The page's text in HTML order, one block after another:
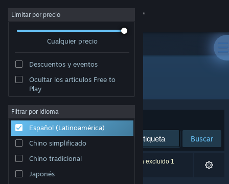
Iniciar sesión
Acerca de
Soporte
Cambiar idioma
Obtener la aplicación de Steam Mobile
Limitar por precio
Cualquier precio
Descuentos y eventos
Ocultar los artículos Free to
Play
Filtrar por idioma
Español (Latinoamérica)
Chino simplificado
Chino tradicional
Japonés
Editor: Tom Kingston
Ordenar por Relevancia
Buscar
0 resultado(s) coinciden con la búsqueda. Se ha excluido 1
título según tus preferencias.